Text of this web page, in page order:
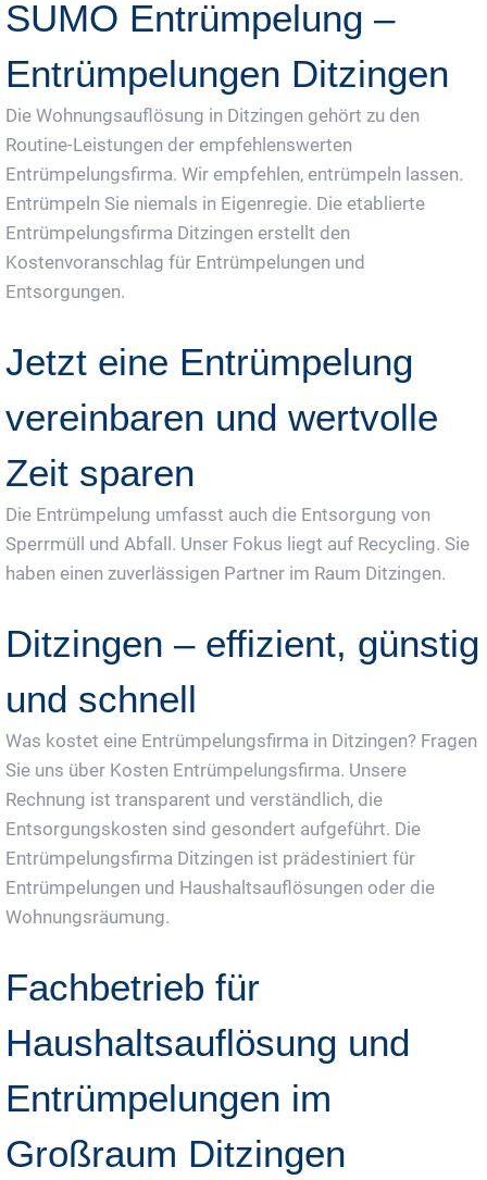
SUMO Entrümpelung –
Entrümpelungen Ditzingen
Die Wohnungsauflösung in Ditzingen gehört zu den
Routine-Leistungen der empfehlenswerten
Entrümpelungsfirma. Wir empfehlen, entrümpeln lassen.
Entrümpeln Sie niemals in Eigenregie. Die etablierte
Entrümpelungsfirma Ditzingen erstellt den
Kostenvoranschlag für Entrümpelungen und
Entsorgungen.
Jetzt eine Entrümpelung
vereinbaren und wertvolle
Zeit sparen
Die Entrümpelung umfasst auch die Entsorgung von
Sperrmüll und Abfall. Unser Fokus liegt auf Recycling. Sie
haben einen zuverlässigen Partner im Raum Ditzingen.
Ditzingen – effizient, günstig
und schnell
Was kostet eine Entrümpelungsfirma in Ditzingen? Fragen
Sie uns über Kosten Entrümpelungsfirma. Unsere
Rechnung ist transparent und verständlich, die
Entsorgungskosten sind gesondert aufgeführt. Die
Entrümpelungsfirma Ditzingen ist prädestiniert für
Entrümpelungen und Haushaltsauflösungen oder die
Wohnungsräumung.
Fachbetrieb für
Haushaltsauflösung und
Entrümpelungen im
Großraum Ditzingen